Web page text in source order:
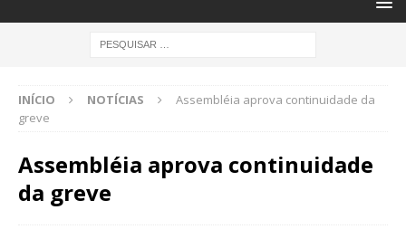
INÍCIO NOTÍCIAS
Assembléia aprova continuidade da
greve
Assembléia aprova continuidade
da greve